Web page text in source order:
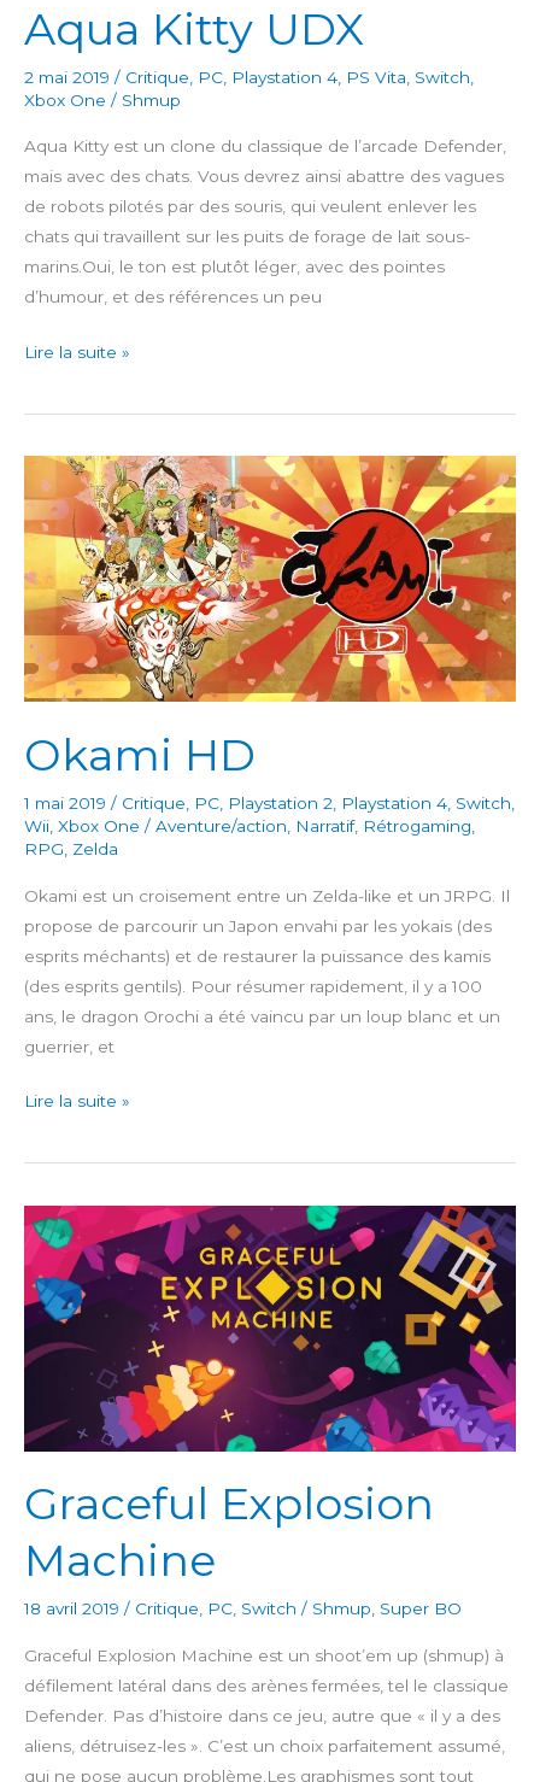
Aqua Kitty UDX
2 mai 2019 / Critique PC Playstation 4 PS Vita Switch
Xbox One / Shmup
Aqua Kitty est un clone du classique de l’arcade Defender,
mais avec des chats. Vous devrez ainsi abattre des vagues
de robots pilotés par des souris, qui veulent enlever les
chats qui travaillent sur les puits de forage de lait sous-
marins.Oui, le ton est plutôt léger, avec des pointes
d’humour, et des références un peu
Aqua
UDX
Lire la suite »
Okami HD
1 mai 2019 / Critique PC Playstation 2 Playstation 4 Switch
Wii Xbox One / Aventure/action Narratif, Rétrogaming
RPG Zelda
Okami est un croisement entre un Zelda-like et un JRPG. Il
propose de parcourir un Japon envahi par les yokais (des
esprits méchants) et de restaurer la puissance des kamis
(des esprits gentils). Pour résumer rapidement, il y a 100
ans, le dragon Orochi a été vaincu par un loup blanc et un
guerrier, et
Okami
Lire la suite »
Graceful Explosion
Machine
18 avril 2019 / Critique, PC, Switch / Shmup, Super BO
Graceful Explosion Machine est un shoot’em up (shmup) à
défilement latéral dans des arènes fermées, tel le classique
Defender. Pas d’histoire dans ce jeu, autre que « il y a des
aliens, détruisez-les ». C’est un choix parfaitement assumé,
qui ne pose aucun problème.Les graphismes sont tout